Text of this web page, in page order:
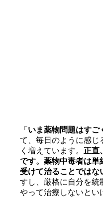
「 いま薬物問題はすご
て、毎日のように感じ
く増えています。 正直
です。薬物中毒者は単
受けて治ることではな
すし、厳格に自分を統
やって治療しないとい